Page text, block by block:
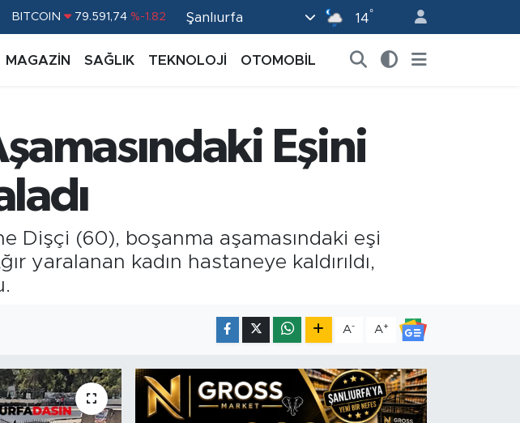
BITCOIN 79.591,74 %-1.82
BİST100 14.598,00 %0
Şanlıurfa 14°
MAGAZİN SAĞLIK TEKNOLOJİ OTOMOBİL
Eşini
Dişçi (60), boşanma aşamasındaki eşi
yaralanan kadın hastaneye kaldırıldı,
A- A+